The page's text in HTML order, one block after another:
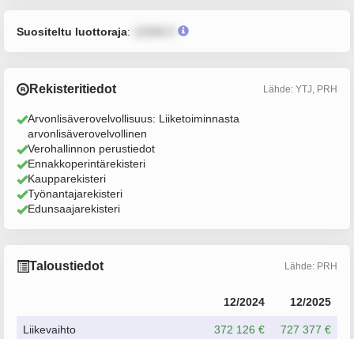
Suositeltu luottoraja:
Rekisteritiedot Lähde: YTJ, PRH
Arvonlisäverovelvollisuus: Liiketoiminnasta
arvonlisäverovelvollinen
Verohallinnon perustiedot
Ennakkoperintärekisteri
Kaupparekisteri
Työnantajarekisteri
Edunsaajarekisteri
Taloustiedot Lähde: PRH
12/2024 12/2025
Liikevaihto 372 126 € 727 377 €